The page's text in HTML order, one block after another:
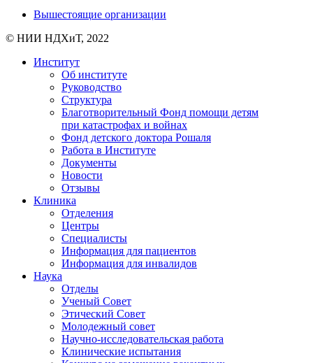
Вышестоящие организации
© НИИ НДХиТ, 2022
Институт
Об институте
Руководство
Структура
Благотворительный Фонд помощи детям
при катастрофах и войнах
Фонд детского доктора Рошаля
Работа в Институте
Документы
Новости
Отзывы
Клиника
Отделения
Центры
Специалисты
Информация для пациентов
Информация для инвалидов
Наука
Отделы
Ученый Совет
Этический Совет
Молодежный совет
Научно-исследовательская работа
Клинические испытания